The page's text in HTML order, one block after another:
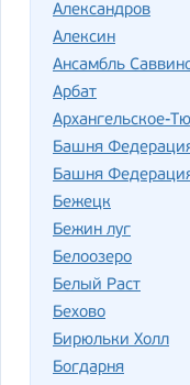
Александров
Алексин
Ансамбль
Арбат
Архангельское-
Башня
Башня
Бежецк
Бежин луг
Белоозеро
Белый Раст
Бехово
Бирюльки Холл
Богдарня